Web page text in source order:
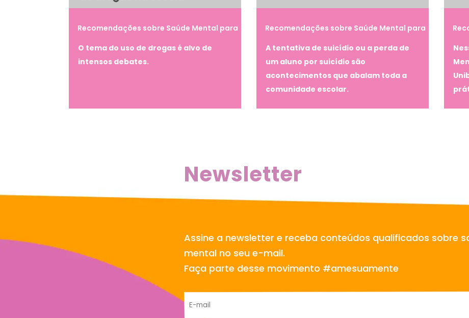
Recomendações sobre Saúde Mental para
drogas na escola
O tema do uso de drogas é alvo de
intensos debates.
Recomendações sobre Saúde Mental para
Recomendações para educadores
A tentativa de suicídio ou a perda de
um aluno por suicídio são
acontecimentos que abalam toda a
comunidade escolar.
Newsletter
Assine a newsletter e receba conteúdos qualificados sobre
mental no seu e-mail.
Faça parte desse movimento #amesuamente